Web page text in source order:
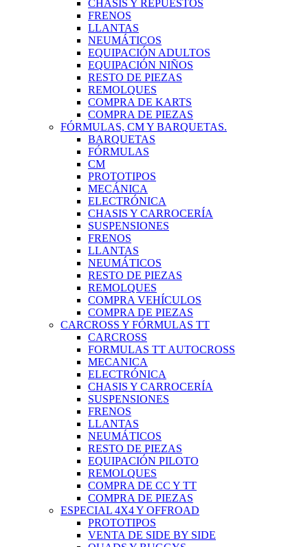
CHASIS Y REPUESTOS
FRENOS
LLANTAS
NEUMÁTICOS
EQUIPACIÓN ADULTOS
EQUIPACIÓN NIÑOS
RESTO DE PIEZAS
REMOLQUES
COMPRA DE KARTS
COMPRA DE PIEZAS
FÓRMULAS, CM Y BARQUETAS.
BARQUETAS
FÓRMULAS
CM
PROTOTIPOS
MECÁNICA
ELECTRÓNICA
CHASIS Y CARROCERÍA
SUSPENSIONES
FRENOS
LLANTAS
NEUMÁTICOS
RESTO DE PIEZAS
REMOLQUES
COMPRA VEHÍCULOS
COMPRA DE PIEZAS
CARCROSS Y FÓRMULAS TT
CARCROSS
FORMULAS TT AUTOCROSS
MECANICA
ELECTRÓNICA
CHASIS Y CARROCERÍA
SUSPENSIONES
FRENOS
LLANTAS
NEUMÁTICOS
RESTO DE PIEZAS
EQUIPACIÓN PILOTO
REMOLQUES
COMPRA DE CC Y TT
COMPRA DE PIEZAS
ESPECIAL 4X4 Y OFFROAD
PROTOTIPOS
VENTA DE SIDE BY SIDE